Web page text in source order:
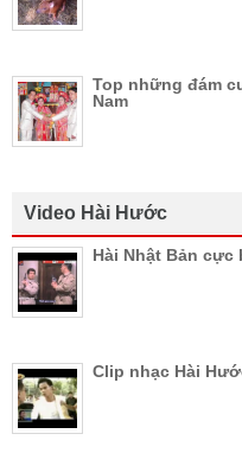
Top những đám
Nam
Video Hài Hước
Hài Nhật Bản cực
Clip nhạc Hài